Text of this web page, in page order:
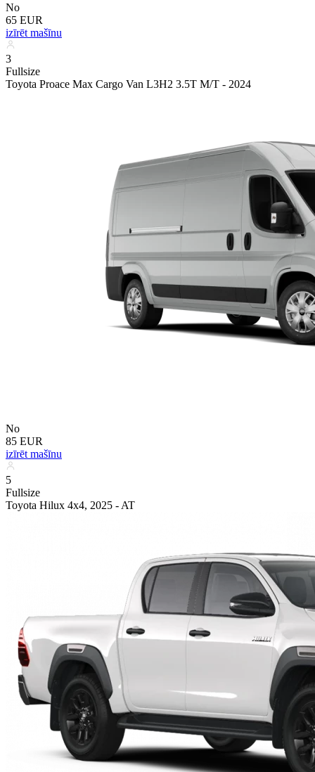
No
65 EUR
izīrēt mašīnu
3
Fullsize
Toyota Proace Max Cargo Van L3H2 3.5T M/T - 2024
No
85 EUR
izīrēt mašīnu
5
Fullsize
Toyota Hilux 4x4, 2025 - AT